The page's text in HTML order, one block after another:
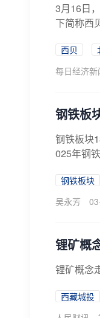
3月16日
下简称西
西贝
每日经济新
钢铁板
钢铁板块
025年钢
钢铁板块
吴永芳
锂矿概
锂矿概念
西藏城投